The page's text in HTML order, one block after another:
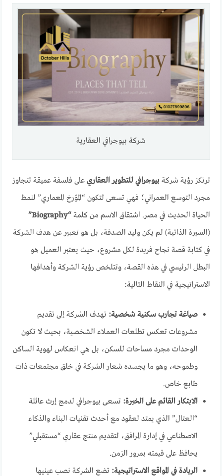
شركة بيوجرافي العقارية
ترتكز رؤية شركةبيوجرافي للتطوير العقاري على فلسفة عميقة تتجاوز
مجرد التوسع العمراني؛ فهي تسعى لتكون “المؤرخ المعماري” لنمط
الحياة الحديث في مصر. اشتقاق الاسم من كلمة“Biography”
(السيرة الذاتية) لم يكن وليد الصدفة، بل هو تعبير عن هدف الشركة
في كتابة قصة نجاح فريدة لكل مشروع، حيث يعتبر العميل هو
البطل الرئيسي في هذه القصة، وتتلخص رؤية الشركة وأهدافها
الاستراتيجية في النقاط التالية:
صياغة تجارب سكنية شخصية: تهدف الشركة إلى تقديم
مشروعات تعكس تطلعات العملاء الشخصية، بحيث لا تكون
الوحدات مجرد مساحات للسكن، بل هي انعكاس لهوية الساكن
وطموحه، وهو ما يجسده شعار الشركة في خلق مجتمعات ذات
طابع خاص.
الابتكار القائم على الخبرة: تسعى بيوجرافي لدمج إرث عائلة
“العتال” الذي يمتد لعقود مع أحدث تقنيات البناء والذكاء
الاصطناعي في إدارة المرافق، لتقديم منتج عقاري “مستقبلي”
يحافظ على قيمته بمرور الزمن.
الريادة في المواقع الاستراتيجية: تضع الشركة نصب عينيها